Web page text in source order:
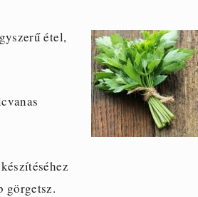
étel,
görgetsz.